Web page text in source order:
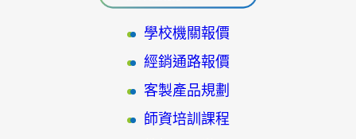
學校機關報價
經銷通路報價
客製產品規劃
師資培訓課程